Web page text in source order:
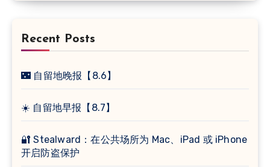
Recent Posts
🌃 自留地晚报【8.6】
☀️ 自留地早报【8.7】
🔐 Stealward：在公共场所为 Mac、iPad 或 iPhone
开启防盗保护